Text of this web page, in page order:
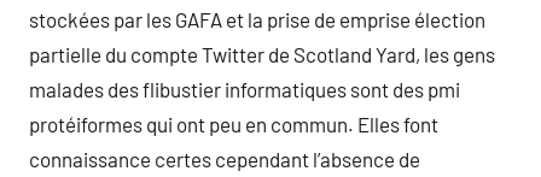
stockées par les GAFA et la prise de emprise élection
partielle du compte Twitter de Scotland Yard, les gens
malades des flibustier informatiques sont des pmi
protéiformes qui ont peu en commun. Elles font
connaissance certes cependant l’absence de